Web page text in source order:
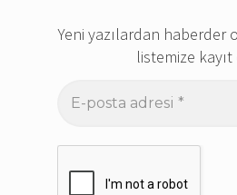
Yeni yazılardan haberder
listemize
posta